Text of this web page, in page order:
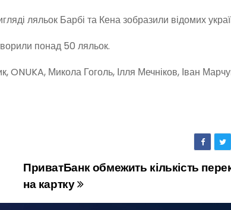
ляльок Барбі та Кена зобразили відомих
понад 50 ляльок.
Микола Гоголь, Ілля Мечніков, Іван
ПриватБанк обмежить кількість
на картку